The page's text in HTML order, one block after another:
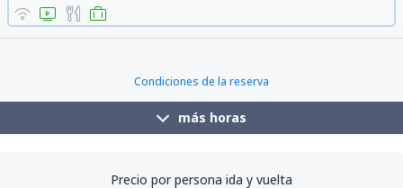
Condiciones de la reserva
más horas
Precio por persona ida y vuelta